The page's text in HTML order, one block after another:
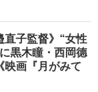
直子監督》“女性
黒木瞳・西岡德
映画『月がみて